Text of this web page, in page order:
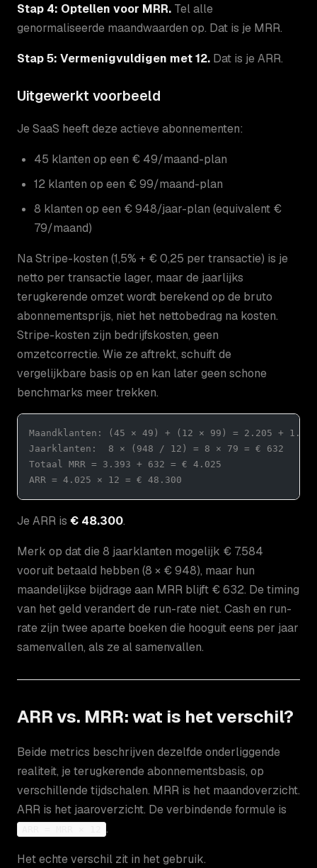
Stap 4: Optellen voor MRR. Tel alle
genormaliseerde maandwaarden op. Dat is je MRR.
Stap 5: Vermenigvuldigen met 12. Dat is je ARR.
Uitgewerkt voorbeeld
Je SaaS heeft deze actieve abonnementen:
45 klanten op een € 49/maand-plan
12 klanten op een € 99/maand-plan
8 klanten op een € 948/jaar-plan (equivalent €
79/maand)
Na Stripe-kosten (1,5% + € 0,25 per transactie) is je
netto per transactie lager, maar de jaarlijks
terugkerende omzet wordt berekend op de bruto
abonnementsprijs, niet het nettobedrag na kosten.
Stripe-kosten zijn bedrijfskosten, geen
omzetcorrectie. Wie ze aftrekt, schuift de
vergelijkbare basis op en kan later geen schone
benchmarks meer trekken.
Maandklanten: (45 × 49) + (12 × 99) = 2.205 +
Jaarklanten:  8 × (948 / 12) = 8 × 79 = € 632
Totaal MRR = 3.393 + 632 = € 4.025
ARR = 4.025 × 12 = € 48.300
Je ARR is € 48.300.
Merk op dat die 8 jaarklanten mogelijk € 7.584
vooruit betaald hebben (8 × € 948), maar hun
maandelijkse bijdrage aan MRR blijft € 632. De timing
van het geld verandert de run-rate niet. Cash en run-
rate zijn twee aparte boeken die hooguit eens per jaar
samenvallen, als ze al samenvallen.
ARR vs. MRR: wat is het verschil?
Beide metrics beschrijven dezelfde onderliggende
realiteit, je terugkerende abonnementsbasis, op
verschillende tijdschalen. MRR is het maandoverzicht.
ARR is het jaaroverzicht. De verbindende formule is
.
Het echte verschil zit in het gebruik.